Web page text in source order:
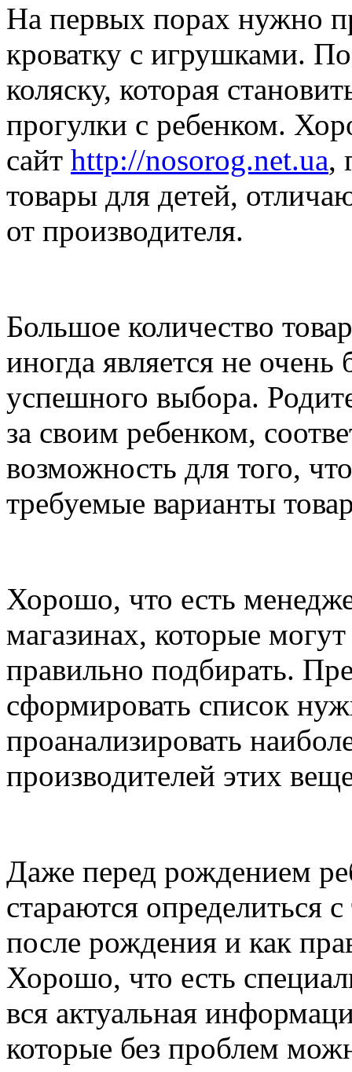
На первых порах нужно
кроватку с игрушками.
коляску, которая
прогулки с ребенком.
сайт http://nosorog.net.ua,
товары для детей,
от производителя.
Большое количество
иногда является не
успешного выбора.
за своим ребенком,
возможность для того,
требуемые варианты
Хорошо, что есть
магазинах, которые
правильно подбирать.
сформировать список
проанализировать
производителей этих
Даже перед рождением
стараются определиться
после рождения и как
Хорошо, что есть
вся актуальная
которые без проблем